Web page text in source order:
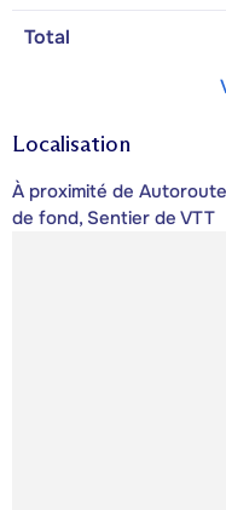
Total
Localisation
À proximité de
de fond, Sentier de VTT